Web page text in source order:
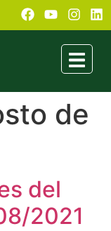
de
del
2021